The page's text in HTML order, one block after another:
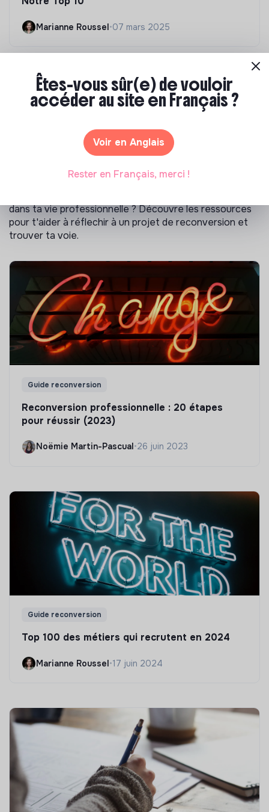
Marianne Roussel•07 mars 2025
Le guide de la reconversion
professionnelle
Tu ne t'épanouis plus dans ton travail, et tu envisages
dans ta vie professionnelle ? Découvre les ressources
pour t'aider à réflechir à un projet de reconversion et
trouver ta voie.
Guide reconversion
Reconversion professionnelle : 20 étapes
pour réussir (2023)
Noëmie Martin-Pascual•26 juin 2023
Guide reconversion
Top 100 des métiers qui recrutent en 2024
Marianne Roussel•17 juin 2024
Êtes-vous sûr(e) de vouloir
accéder au site en Français ?
Voir en Anglais
Rester en Français, merci !